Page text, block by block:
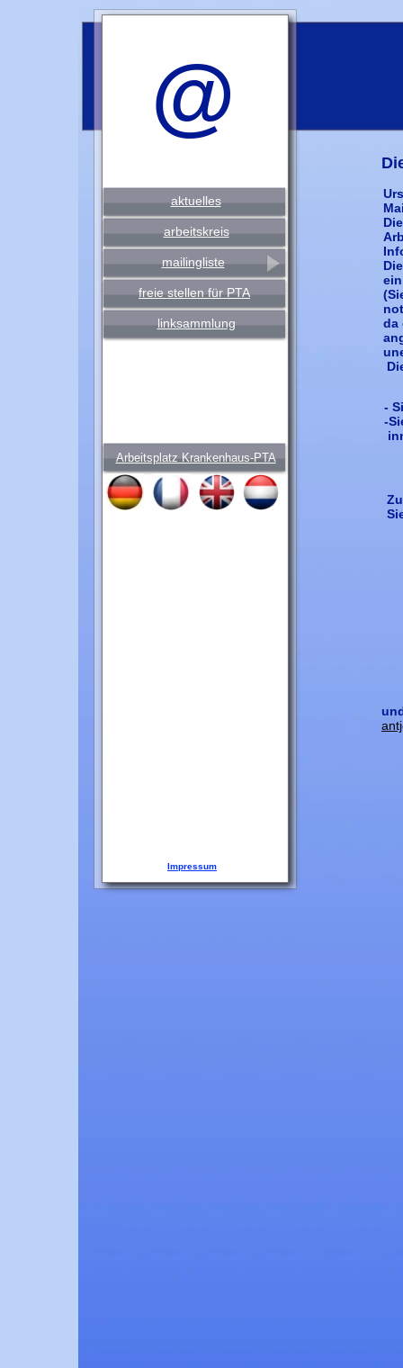
@
aktuelles
arbeitskreis
mailingliste
freie stellen für PTA
linksammlung
da
Arbeitsplatz Krankenhaus-PTA
-
-
Impressum